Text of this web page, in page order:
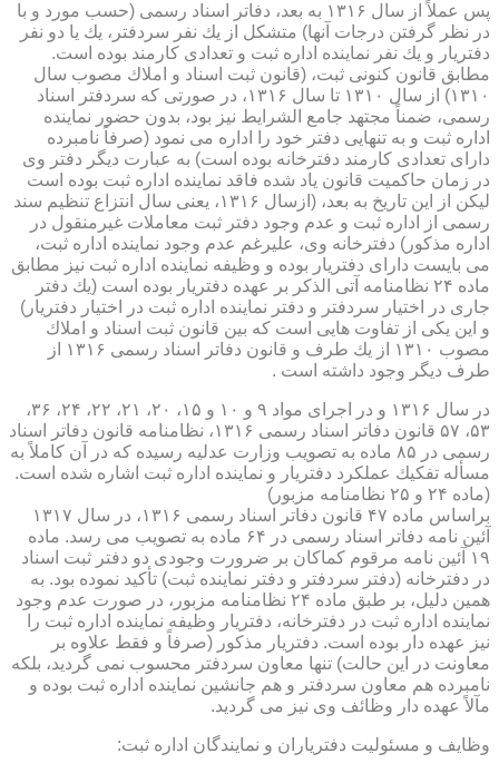
پس عملاً از سال ۱۳۱۶ به بعد، دفاتر اسناد رسمی (حسب مورد و با
در نظر گرفتن درجات آنها) متشكل از یك نفر سردفتر، یك یا دو نفر
دفتریار و یك نفر نماینده اداره ثبت و تعدادی كارمند بوده است.
مطابق قانون كنونی ثبت، (قانون ثبت اسناد و املاك مصوب سال
۱۳۱۰) از سال ۱۳۱۰ تا سال ۱۳۱۶، در صورتی كه سردفتر اسناد
رسمی، ضمناً مجتهد جامع الشرایط نیز بود، بدون حضور نماینده
اداره ثبت و به تنهایی دفتر خود را اداره می نمود (صرفاً نامبرده
دارای تعدادی كارمند دفترخانه بوده است) به عبارت دیگر دفتر وی
در زمان حاكمیت قانون یاد شده فاقد نماینده اداره ثبت بوده است
لیكن از این تاریخ به بعد، (ازسال ۱۳۱۶، یعنی سال انتزاع تنظیم سند
رسمی از اداره ثبت و عدم وجود دفتر ثبت معاملات غیرمنقول در
اداره مذكور) دفترخانه وی، علیرغم عدم وجود نماینده اداره ثبت،
می بایست دارای دفتریار بوده و وظیفه نماینده اداره ثبت نیز مطابق
ماده ۲۴ نظامنامه آتی الذكر بر عهده دفتریار بوده است (یك دفتر
جاری در اختیار سردفتر و دفتر نماینده اداره ثبت در اختیار دفتریار)
و این یكی از تفاوت هایی است كه بین قانون ثبت اسناد و املاك
مصوب ۱۳۱۰ از یك طرف و قانون دفاتر اسناد رسمی ۱۳۱۶ از
طرف دیگر وجود داشته است .
در سال ۱۳۱۶ و در اجرای مواد ۹ و ۱۰ و ۱۵، ۲۰، ۲۱، ۲۲، ۲۴، ۳۶،
۵۳، ۵۷ قانون دفاتر اسناد رسمی ۱۳۱۶، نظامنامه قانون دفاتر اسناد
رسمی در ۸۵ ماده به تصویب وزارت عدلیه رسیده كه در آن كاملاً به
مسأله تفكیك عملكرد دفتریار و نماینده اداره ثبت اشاره شده است.
(ماده ۲۴ و ۲۵ نظامنامه مزبور)
براساس ماده ۴۷ قانون دفاتر اسناد رسمی ۱۳۱۶، در سال ۱۳۱۷
آئین نامه دفاتر اسناد رسمی در ۶۴ ماده به تصویب می رسد. ماده
۱۹ آئین نامه مرقوم كماكان بر ضرورت وجودی دو دفتر ثبت اسناد
در دفترخانه (دفتر سردفتر و دفتر نماینده ثبت) تأكید نموده بود. به
همین دلیل، بر طبق ماده ۲۴ نظامنامه مزبور، در صورت عدم وجود
نماینده اداره ثبت در دفترخانه، دفتریار وظیفه نماینده اداره ثبت را
نیز عهده دار بوده است. دفتریار مذكور (صرفاً و فقط علاوه بر
معاونت در این حالت) تنها معاون سردفتر محسوب نمی گردید، بلكه
نامبرده هم معاون سردفتر و هم جانشین نماینده اداره ثبت بوده و
مآلاً عهده دار وظائف وی نیز می گردید.
وظایف و مسئولیت دفتریاران و نمایندگان اداره ثبت: